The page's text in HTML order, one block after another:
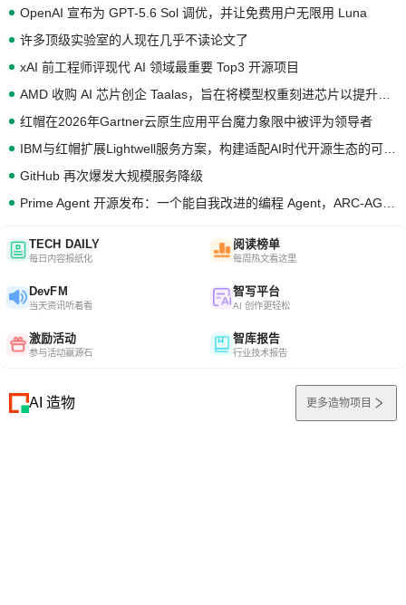
OpenAI 宣布为 GPT-5.6 Sol 调优，并让免费用户无限用 Luna
许多顶级实验室的人现在几乎不读论文了
xAI 前工程师评现代 AI 领域最重要 Top3 开源项目
红帽在2026年Gartner云原生应用平台魔力象限中被评为领导者
GitHub 再次爆发大规模服务降级
TECH DAILY
每日内容报纸化
阅读榜单
每周热文看这里
DevFM
当天资讯听着看
智写平台
AI 创作更轻松
激励活动
参与活动赢源石
智库报告
行业技术报告
AI 造物 更多造物项目